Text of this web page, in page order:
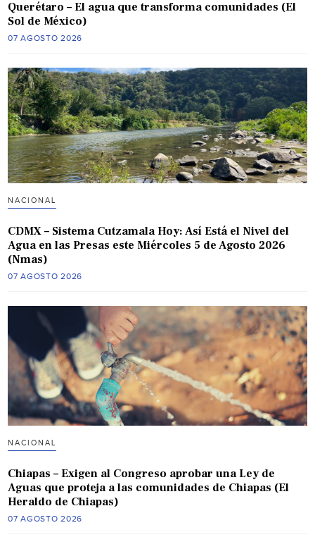
Querétaro – El agua que transforma comunidades (El
Sol de México)
07 AGOSTO 2026
NACIONAL
CDMX – Sistema Cutzamala Hoy: Así Está el Nivel del
Agua en las Presas este Miércoles 5 de Agosto 2026
(Nmas)
07 AGOSTO 2026
NACIONAL
Chiapas – Exigen al Congreso aprobar una Ley de
Aguas que proteja a las comunidades de Chiapas (El
Heraldo de Chiapas)
07 AGOSTO 2026